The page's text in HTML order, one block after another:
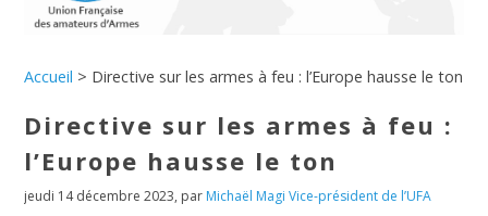
Accueil > Directive sur les armes à feu : l’Europe hausse le ton
Directive sur les armes à feu :
l’Europe hausse le ton
jeudi 14 décembre 2023, par Michaël Magi Vice-président de l’UFA